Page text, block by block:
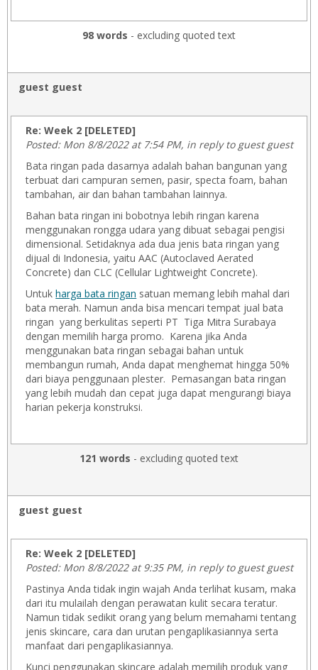
98 words - excluding quoted text
guest guest
Re: Week 2 [DELETED]
Posted: Mon 8/8/2022 at 7:54 PM, in reply to guest guest
Bata ringan pada dasarnya adalah bahan bangunan yang
terbuat dari campuran semen, pasir, specta foam, bahan
tambahan, air dan bahan tambahan lainnya.
Bahan bata ringan ini bobotnya lebih ringan karena
menggunakan rongga udara yang dibuat sebagai pengisi
dimensional. Setidaknya ada dua jenis bata ringan yang
dijual di Indonesia, yaitu AAC (Autoclaved Aerated
Concrete) dan CLC (Cellular Lightweight Concrete).
Untukharga bata ringan satuan memang lebih mahal dari
bata merah. Namun anda bisa mencari tempat jual bata
ringan yang berkulitas seperti PT Tiga Mitra Surabaya
dengan memilih harga promo. Karena jika Anda
menggunakan bata ringan sebagai bahan untuk
membangun rumah, Anda dapat menghemat hingga 50%
dari biaya penggunaan plester. Pemasangan bata ringan
yang lebih mudah dan cepat juga dapat mengurangi biaya
harian pekerja konstruksi.
121 words - excluding quoted text
guest guest
Re: Week 2 [DELETED]
Posted: Mon 8/8/2022 at 9:35 PM, in reply to guest guest
Pastinya Anda tidak ingin wajah Anda terlihat kusam, maka
dari itu mulailah dengan perawatan kulit secara teratur.
Namun tidak sedikit orang yang belum memahami tentang
jenis skincare, cara dan urutan pengaplikasiannya serta
manfaat dari pengaplikasiannya.
Kunci penggunakan skincare adalah memilih produk yang